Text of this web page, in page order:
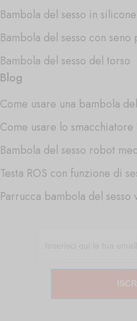
Bambola del sesso in silicone
Bambola del sesso con seno
Bambola del sesso del torso
Blog
Come usare una bambola
Come usare lo smacchiatore
Bambola del sesso robot
Testa ROS con funzione di
Parrucca bambola del